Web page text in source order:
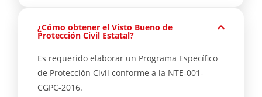
¿Cómo obtener el Visto Bueno de
Protección Civil Estatal?
Es requerido elaborar un Programa Específico
de Protección Civil conforme a la NTE-001-
CGPC-2016.